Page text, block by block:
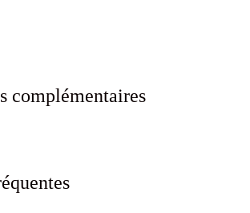
complémentaires